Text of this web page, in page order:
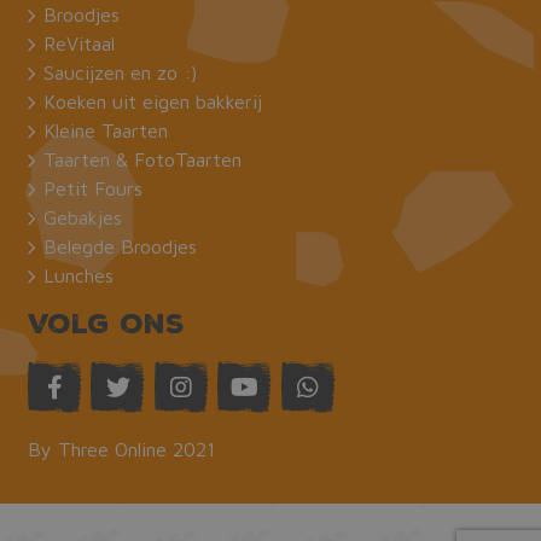
Broodjes
ReVitaal
Saucijzen en zo :)
Koeken uit eigen bakkerij
Kleine Taarten
Taarten & FotoTaarten
Petit Fours
Gebakjes
Belegde Broodjes
Lunches
Volg ons
By Three Online 2021
kernfunctionaliteiten van de website mogelijk,
zoals gebruikersaanmelding en accountbeheer.
De website kan niet goed worden gebruikt
zonder de strikt noodzakelijke cookies.
Naam
_GRECAPTCHA
CookieScriptConsent